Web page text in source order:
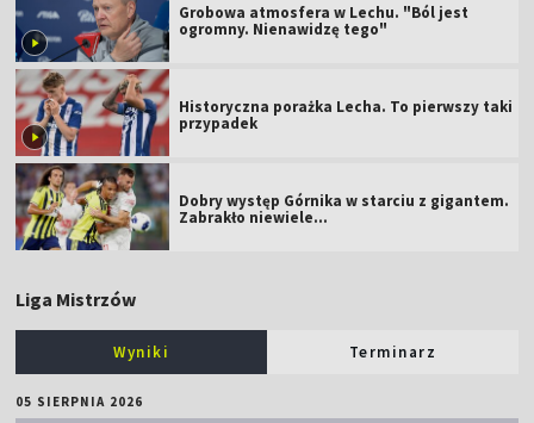
Grobowa atmosfera w Lechu. "Ból jest
ogromny. Nienawidzę tego"
Historyczna porażka Lecha. To pierwszy taki
przypadek
Dobry występ Górnika w starciu z gigantem.
Zabrakło niewiele...
Liga Mistrzów
Wyniki Terminarz
05 SIERPNIA 2026